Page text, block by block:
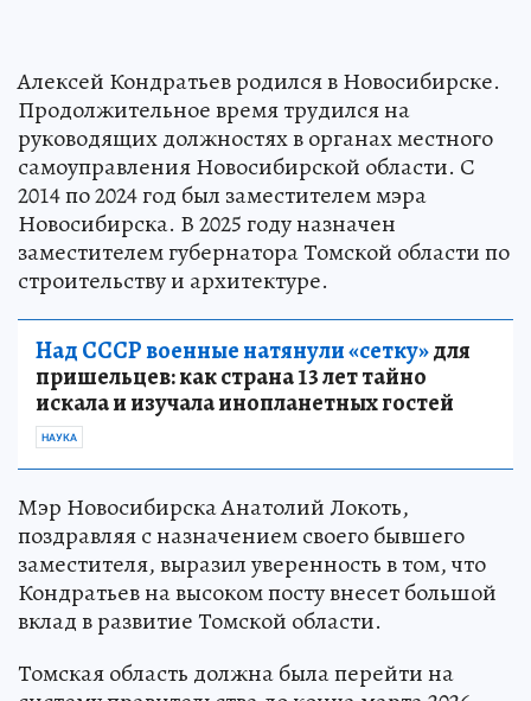
Алексей Кондратьев родился в Новосибирске.
Продолжительное время трудился на
руководящих должностях в органах местного
самоуправления Новосибирской области. С
2014 по 2024 год был заместителем мэра
Новосибирска. В 2025 году назначен
заместителем губернатора Томской области по
строительству и архитектуре.
Над СССР военные натянули «сетку»для
пришельцев: как страна 13 лет тайно
искала и изучала инопланетных гостей
НАУКА
Мэр Новосибирска Анатолий Локоть,
поздравляя с назначением своего бывшего
заместителя, выразил уверенность в том, что
Кондратьев на высоком посту внесет большой
вклад в развитие Томской области.
Томская область должна была перейти на